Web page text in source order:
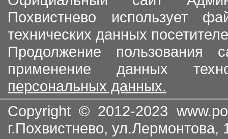
Похвистнево использует
технических данных
Продолжение пользования
применение данных
персональных данных.
Copyright © 2012-2023
г.Похвистнево, ул.Лермонтова,